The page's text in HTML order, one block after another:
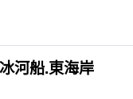
河船.東海岸